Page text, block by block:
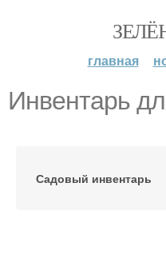
главная
Инвентарь
Садовый инвентарь